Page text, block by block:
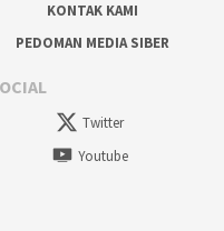
KONTAK KAMI
PEDOMAN MEDIA SIBER
Twitter
Youtube